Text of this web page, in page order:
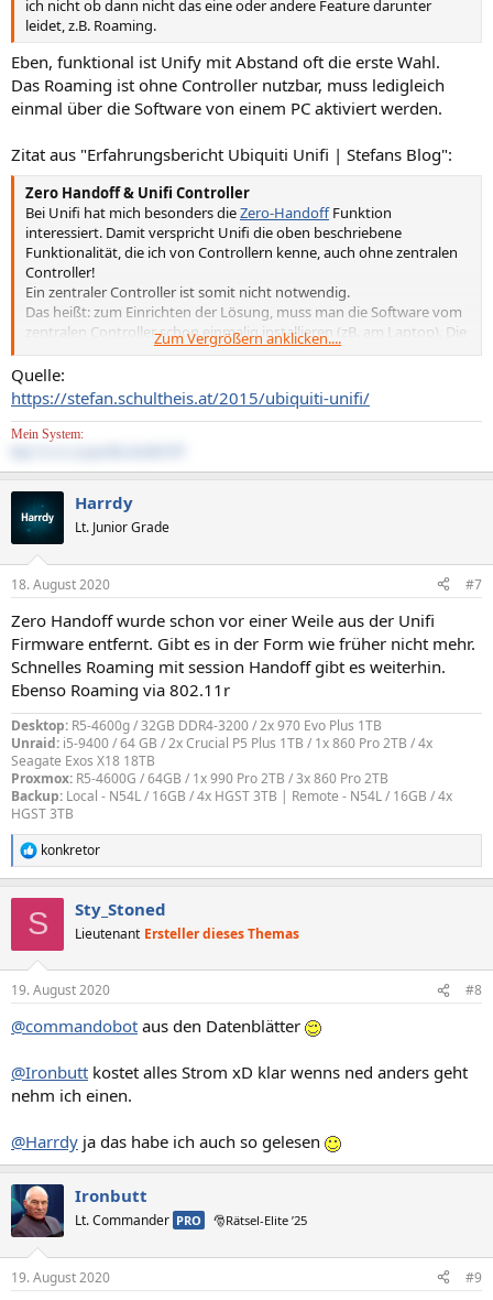
ich nicht ob dann nicht das eine oder andere Feature darunter
leidet, z.B. Roaming.
Eben, funktional ist Unify mit Abstand oft die erste Wahl.
Das Roaming ist ohne Controller nutzbar, muss ledigleich
einmal über die Software von einem PC aktiviert werden.
Zitat aus "Erfahrungsbericht Ubiquiti Unifi | Stefans Blog":
Zero Handoff & Unifi Controller
Bei Unifi hat mich besonders dieZero-HandoffFunktion
interessiert. Damit verspricht Unifi die oben beschriebene
Funktionalität, die ich von Controllern kenne, auch ohne zentralen
Controller!
Ein zentraler Controller ist somit nicht notwendig.
Das heißt: zum Einrichten der Lösung, muss man die Software vom
zentralen Controller schon einmalig installieren (zB. am Laptop). Die
SW ist für Linux (zB. auch als .deb-Paket), Windows und Apple-
Produkte frei zum Download verfügbar:
https://www.ubnt.com/download/.
Für den Betrieb der Lösung ist der Controller nicht erforderlich,
außer man möchte etwas Ändern/Umkonfigurieren oder
Controller auch permanent laufen).
Zum Vergrößern anklicken....
Quelle:
https://stefan.schultheis.at/2015/ubiquiti-unifi/
Mein System:
Harrdy
Lt. Junior Grade
18. August 2020 #7
Zero Handoff wurde schon vor einer Weile aus der Unifi
Firmware entfernt. Gibt es in der Form wie früher nicht mehr.
Schnelles Roaming mit session Handoff gibt es weiterhin.
Ebenso Roaming via 802.11r
Desktop: R5-4600g / 32GB DDR4-3200 / 2x 970 Evo Plus 1TB
Unraid: i5-9400 / 64 GB / 2x Crucial P5 Plus 1TB / 1x 860 Pro 2TB / 4x
Seagate Exos X18 18TB
Proxmox: R5-4600G / 64GB / 1x 990 Pro 2TB / 3x 860 Pro 2TB
Backup: Local - N54L / 16GB / 4x HGST 3TB | Remote - N54L / 16GB / 4x
HGST 3TB
R
e
e
:
konkretor
S Sty_Stoned
Lieutenant Ersteller dieses Themas
19. August 2020 #8
@commandobot aus den Datenblätter
@Ironbutt kostet alles Strom xD klar wenns ned anders geht
nehm ich einen.
@Harrdy ja das habe ich auch so gelesen
Ironbutt
Lt. Commander PRO 🎅Rätsel-Elite ’25
19. August 2020 #9